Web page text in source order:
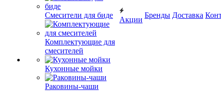
Смесители для биде
Комплектующие для
смесителей
Кухонные мойки
Раковины-чаши
Акции
Бренды Доставка